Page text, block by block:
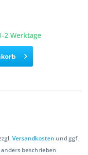
2 Werktage
Versandkosten und ggf.
beschrieben